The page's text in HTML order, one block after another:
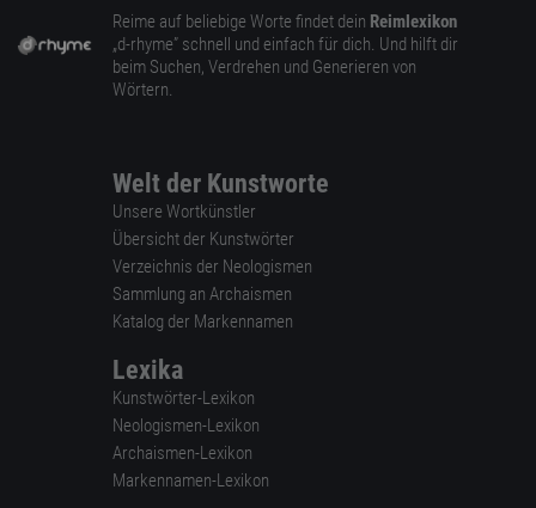
Reime auf beliebige Worte findet dein Reimlexikon
„d-rhyme” schnell und einfach für dich. Und hilft dir
beim Suchen, Verdrehen und Generieren von
Wörtern.
Welt der Kunstworte
Unsere Wortkünstler
Übersicht der Kunstwörter
Verzeichnis der Neologismen
Sammlung an Archaismen
Katalog der Markennamen
Lexika
Kunstwörter-Lexikon
Neologismen-Lexikon
Archaismen-Lexikon
Markennamen-Lexikon